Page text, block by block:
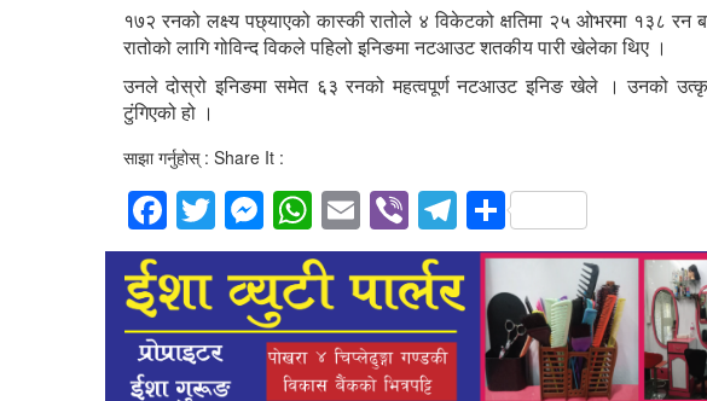
१७२ रनको लक्ष्य पछ्याएको कास्की रातोले ४ विकेटको क्षतिमा २५ ओभरमा १३८ रन
रातोको लागि गोविन्द विकले पहिलो इनिङमा नटआउट शतकीय पारी खेलेका थिए ।
उनले दोस्रो इनिङमा समेत ६३ रनको महत्वपूर्ण नटआउट इनिङ खेले । उनको उत्कृष्ट
टुंगिएको हो ।
साझा गर्नुहोस् : Share It :
Facebook
Twitter
Messenger
WhatsApp
EmailViberTelegram
Share